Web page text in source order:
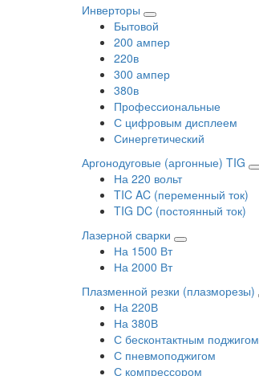
Инверторы
Бытовой
200 ампер
220в
300 ампер
380в
Профессиональные
С цифровым дисплеем
Синергетический
Аргонодуговые (аргонные) TIG
На 220 вольт
TIC AC (переменный ток)
TIG DC (постоянный ток)
Лазерной сварки
На 1500 Вт
На 2000 Вт
Плазменной резки (плазморезы)
На 220В
На 380В
С бесконтактным поджигом
С пневмоподжигом
С компрессором